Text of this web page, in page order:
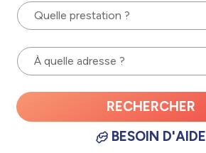
Quelle prestation ?
À quelle adresse ?
RECHERCHER
BESOIN D'AIDE